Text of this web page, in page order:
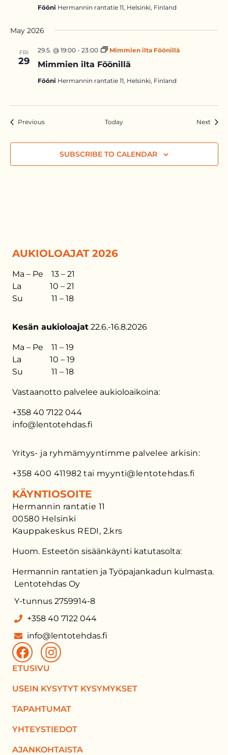
Fööni Hermannin rantatie 11, Helsinki, Finland
May 2026
FRI
29 Mimmien ilta Föönillä
29.5. @ 19:00- 23:00 Mimmien ilta Föönillä
Fööni Hermannin rantatie 11, Helsinki, Finland
PreviousEvents Today Next
SUBSCRIBE TO CALENDAR
AUKIOLOAJAT 2026
Ma – Pe 13 – 21
La 10 – 21
Su 11 – 18
Kesän aukioloajat 22.6.-16.8.2026
Ma – Pe 11 – 19
La 10 – 19
Su 11 – 18
Vastaanotto palvelee aukioloaikoina:
+358 40 7122 044
info@lentotehdas.fi
Yritys- ja ryhmämyyntimme palvelee arkisin:
+358 400 411982 tai myynti@lentotehdas.fi
KÄYNTIOSOITE
Hermannin rantatie 11
00580 Helsinki
Kauppakeskus REDI, 2.krs
Huom. Esteetön sisäänkäynti katutasolta:
Hermannin rantatien ja Työpajankadun kulmasta.
Lentotehdas Oy
Y-tunnus 2759914-8
+358 40 7122 044
info@lentotehdas.fi
ETUSIVU
USEIN KYSYTYT KYSYMYKSET
TAPAHTUMAT
YHTEYSTIEDOT
AJANKOHTAISTA